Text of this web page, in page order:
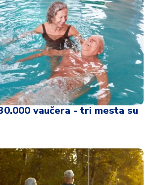
vaučera - tri mesta su